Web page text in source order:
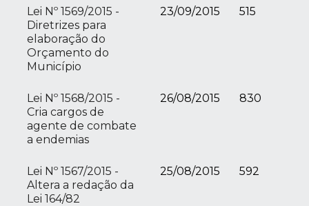
Lei Nº 1569/2015 -
Diretrizes para
elaboração do
Orçamento do
Município
23/09/2015 515
Lei Nº 1568/2015 -
Cria cargos de
agente de combate
a endemias
26/08/2015 830
Lei Nº 1567/2015 -
Altera a redação da
Lei 164/82
25/08/2015 592